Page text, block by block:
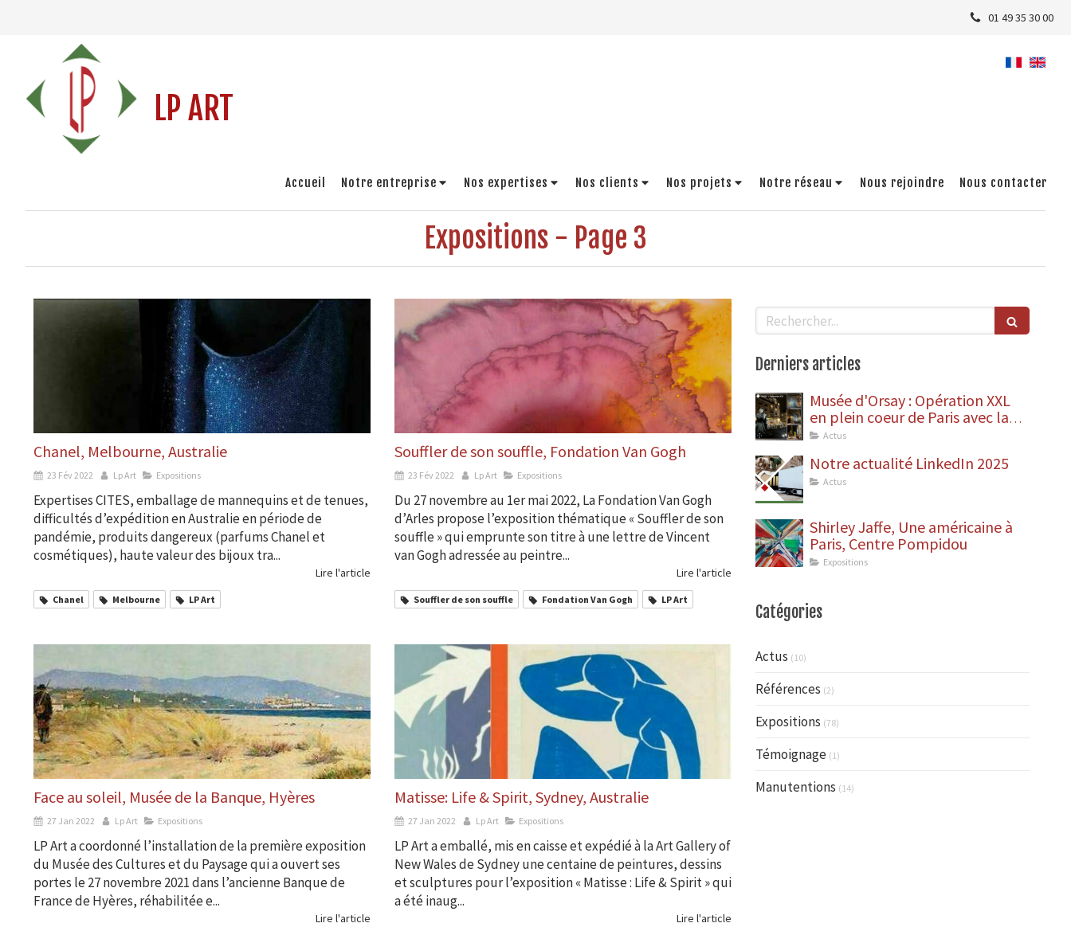
01 49 35 30 00
LP ART
Accueil Notre entreprise Nos expertises Nos clients Nos projets Notre réseau Nous rejoindre Nous contacter
Expositions - Page 3
Chanel, Melbourne, Australie
23 Fév 2022 Lp Art Expositions
Expertises CITES, emballage de mannequins et de tenues,
difficultés d’expédition en Australie en période de
pandémie, produits dangereux (parfums Chanel et
cosmétiques), haute valeur des bijoux tra...
Lire l'article
Chanel Melbourne LP Art
Souffler de son souffle, Fondation Van Gogh
23 Fév 2022 Lp Art Expositions
Du 27 novembre au 1er mai 2022, La Fondation Van Gogh
d’Arles propose l’exposition thématique « Souffler de son
souffle » qui emprunte son titre à une lettre de Vincent
van Gogh adressée au peintre...
Lire l'article
Souffler de son souffle Fondation Van Gogh LP Art
Face au soleil, Musée de la Banque, Hyères
27 Jan 2022 Lp Art Expositions
LP Art a coordonné l’installation de la première exposition
du Musée des Cultures et du Paysage qui a ouvert ses
portes le 27 novembre 2021 dans l’ancienne Banque de
France de Hyères, réhabilitée e...
Lire l'article
Matisse: Life & Spirit, Sydney, Australie
27 Jan 2022 Lp Art Expositions
LP Art a emballé, mis en caisse et expédié à la Art Gallery of
New Wales de Sydney une centaine de peintures, dessins
et sculptures pour l’exposition « Matisse : Life & Spirit » qui
a été inaug...
Lire l'article
Rechercher
Derniers articles
Musée d'Orsay : Opération XXL
en plein coeur de Paris avec la
dépose des statues
Actus
Notre actualité LinkedIn 2025
Actus
Shirley Jaffe, Une américaine à
Paris, Centre Pompidou
Expositions
Catégories
Actus (10)
Références (2)
Expositions (78)
Témoignage (1)
Manutentions (14)